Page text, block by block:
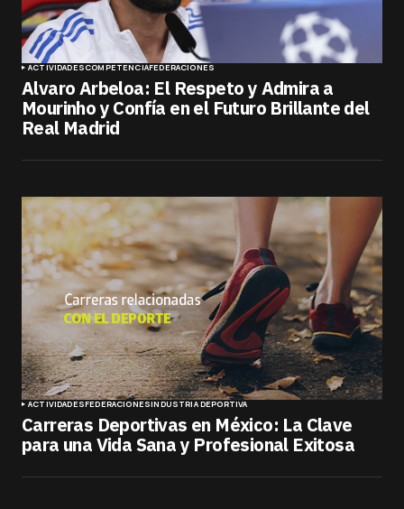
ACTIVIDADESCOMPETENCIAFEDERACIONES
Alvaro Arbeloa: El Respeto y Admira a
Mourinho y Confía en el Futuro Brillante del
Real Madrid
ACTIVIDADESFEDERACIONESINDUSTRIA DEPORTIVA
Carreras Deportivas en México: La Clave
para una Vida Sana y Profesional Exitosa